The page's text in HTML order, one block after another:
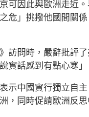
可因此與歐洲走近
危」挑撥他國間關
訪問時，嚴辭批評
實話感到有點心寒」
示中國實行獨立自主
，同時促請歐洲反思